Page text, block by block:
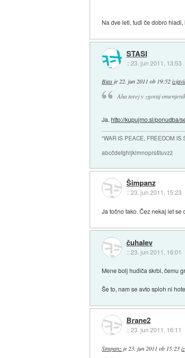
Na dve leti, tudi če dobro
STASI
::23. jun 2011, 13:53
Biasje22. jun 2011 ob 19:52
Aha torej v zgoraj
Ja.http://kupujmo.si/ponudba/
"WAR IS PEACE, FREEDOM IS
abcčdefghijklmnoprsštuvzž
Šimpanz
::23. jun 2011, 15:23
Ja točno tako. Čez nekaj let
čuhalev
::23. jun 2011, 16:01
Mene bolj hudiča skrbi, čemu
Še to, nam se avto sploh ni
Brane2
::23. jun 2011, 16:11
Šimpanz je 23. jun 2011 ob 15:23